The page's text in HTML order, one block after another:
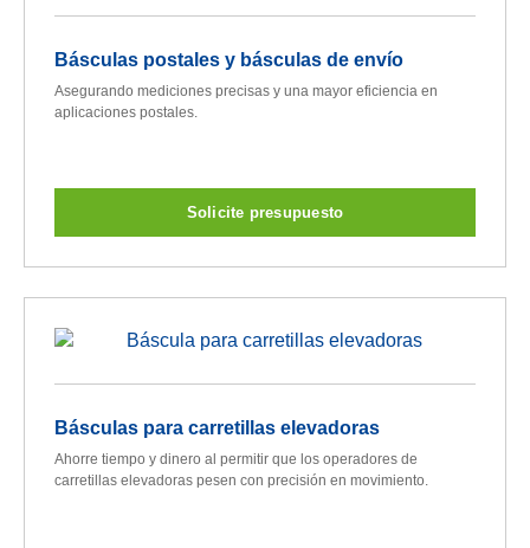
Básculas postales y básculas de envío
Asegurando mediciones precisas y una mayor eficiencia en
aplicaciones postales.
Solicite presupuesto
Básculas para carretillas elevadoras
Ahorre tiempo y dinero al permitir que los operadores de
carretillas elevadoras pesen con precisión en movimiento.